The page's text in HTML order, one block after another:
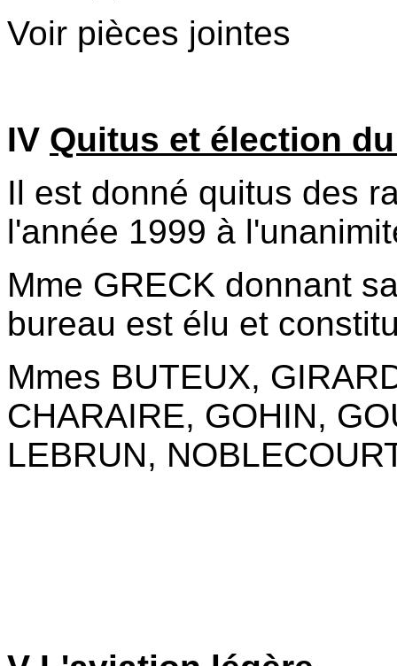
Voir pièces jointes
IV Quitus et élection
Il est donné quitus des
l'année 1999 à
Mme GRECK donnant
bureau est élu et
Mmes BUTEUX,
CHARAIRE, GOHIN,
LEBRUN,